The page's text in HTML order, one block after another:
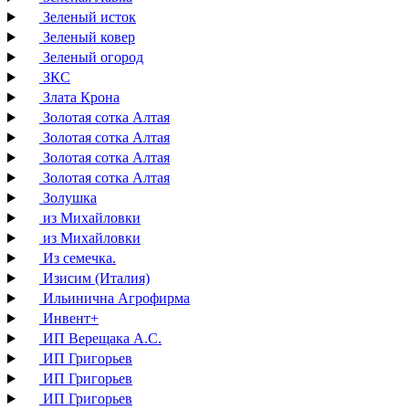
Зеленый исток
Зеленый ковер
Зеленый огород
ЗКС
Злата Крона
Золотая сотка Алтая
Золотая сотка Алтая
Золотая сотка Алтая
Золотая сотка Алтая
Золушка
из Михайловки
из Михайловки
Из семечка.
Изисим (Италия)
Ильинична Агрофирма
Инвент+
ИП Верещака А.С.
ИП Григорьев
ИП Григорьев
ИП Григорьев